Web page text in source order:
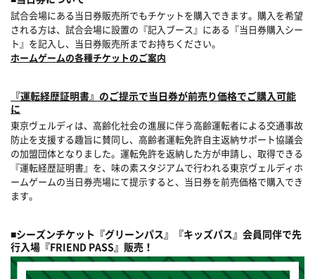
試合会場にある当日券販売所でもチケットを購入できます。購入を希望
される方は、試合会場に設置の『記入ブース』にある『当日券購入シー
ト』を記入し、当日券販売所までお持ちください。
ホームゲームの各種チケットのご案内
『運転経歴証明書』のご提示で当日券が前売り価格でご購入可能
に
東京ヴェルディは、高齢化社会の進展に伴う高齢運転者による交通事故
防止を支援する趣旨に賛同し、高齢者運転免許自主返納サポート協議会
の加盟団体となりました。運転免許を返納した方が申請し、取得できる
『運転経歴証明書』を、味の素スタジアムで行われる東京ヴェルディホ
ームゲームの当日券売場にて提示すると、当日券を前売価格で購入でき
ます。
■シーズンチケット『グリーンパス』『キッズパス』会員同伴で先
行入場『FRIEND PASS』販売！